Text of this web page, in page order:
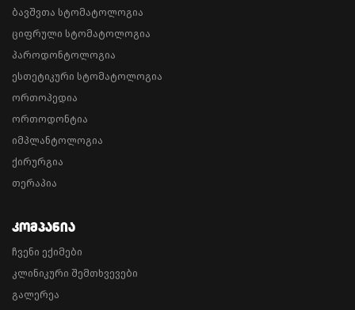
ბავშვთა სტომატოლოგია
ციფრული სტომატოლოგია
პაროდონტოლოგია
ესთეტიკური სტომატოლოგია
ორთოპედია
ორთოდონტია
იმპლანტოლოგია
ქირურგია
თერაპია
Კომპანია
ჩვენი ექიმები
კლინიკური შემთხვევები
გალერეა